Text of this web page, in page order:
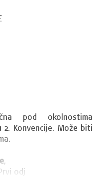
pod okolnostima
Konvencije. Može biti
,
odj